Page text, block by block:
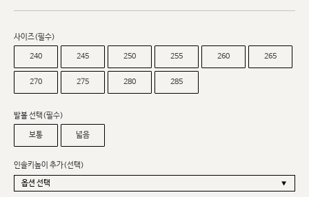
사이즈(필수)
240 245 250 255 260 265
270 275 280 285
발볼 선택(필수)
보통 넓음
인솔키높이 추가(선택)